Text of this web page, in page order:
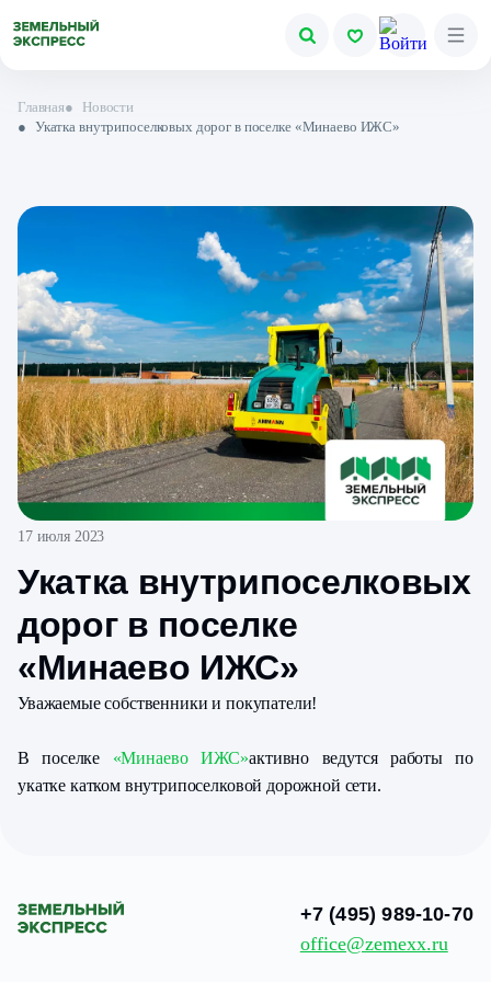
Главная●
Новости
● Укатка внутрипоселковых дорог в поселке «Минаево ИЖС»
17 июля 2023
Укатка внутрипоселковых
дорог в поселке
«Минаево ИЖС»
Уважаемые собственники и покупатели!
В поселке «Минаево ИЖС»активно ведутся работы по
укатке катком внутрипоселковой дорожной сети.
+7 (495) 989-10-70
office@zemexx.ru